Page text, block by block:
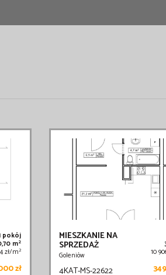
pokój
m2
zł/m2
zł
MIESZKANIE NA
SPRZEDAŻ
Goleniów 10
4KAT-MS-22622